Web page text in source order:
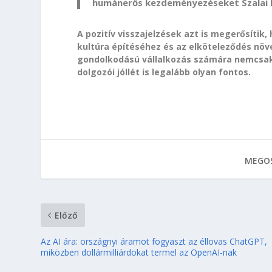
A pozitív visszajelzések azt is
kultúra építéséhez és az elköteleződés
gondolkodású vállalkozás számára
dolgozói jóllét is legalább olyan fontos.
Előző
Az AI ára: országnyi áramot fogyaszt az éllovas ChatGPT,
miközben dollármilliárdokat termel az OpenAI-nak